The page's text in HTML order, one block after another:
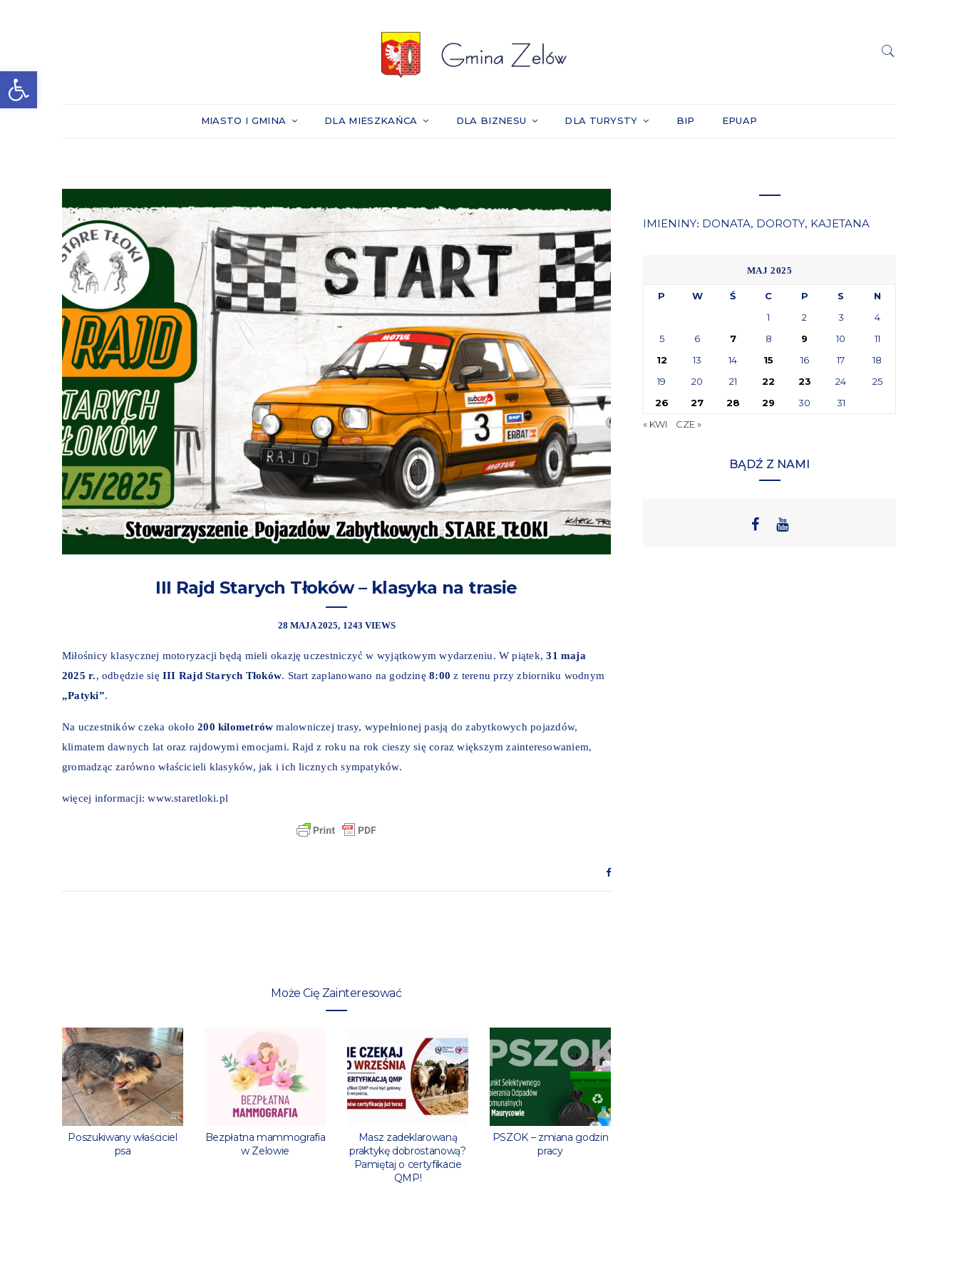
Otwórz pasek narzędzi
MIASTO I GMINA DLA MIESZKAŃCA DLA BIZNESU DLA TURYSTY BIP EPUAP
III Rajd Starych Tłoków – klasyka na trasie
28 MAJA 2025 1243 VIEWS
Miłośnicy klasycznej motoryzacji będą mieli okazję uczestniczyć w wyjątkowym wydarzeniu. W piątek,31 maja
2025 r., odbędzie się III Rajd Starych Tłoków. Start zaplanowano na godzinę8:00 z terenu przy zbiorniku wodnym
„Patyki”.
Na uczestników czeka około200 kilometrów malowniczej trasy, wypełnionej pasją do zabytkowych pojazdów,
klimatem dawnych lat oraz rajdowymi emocjami. Rajd z roku na rok cieszy się coraz większym zainteresowaniem,
gromadząc zarówno właścicieli klasyków, jak i ich licznych sympatyków.
więcej informacji:www.staretloki.pl
Może Cię Zainteresować
Poszukiwany właściciel
psa
Bezpłatna mammografia
w Zelowie
Masz zadeklarowaną
praktykę dobrostanową?
Pamiętaj o certyfikacie
QMP!
PSZOK – zmiana godzin
pracy
IMIENINY: DONATA, DOROTY, KAJETANA
MAJ 2025
P W Ś C P S
N
1
2 3
4
5
6 7 8 9 10
11
12
13 14 15 16 17
18
19
20 21 22 23 24
25
26
27 28 29 30
31
« KWI
CZE »
BĄDŹ Z NAMI